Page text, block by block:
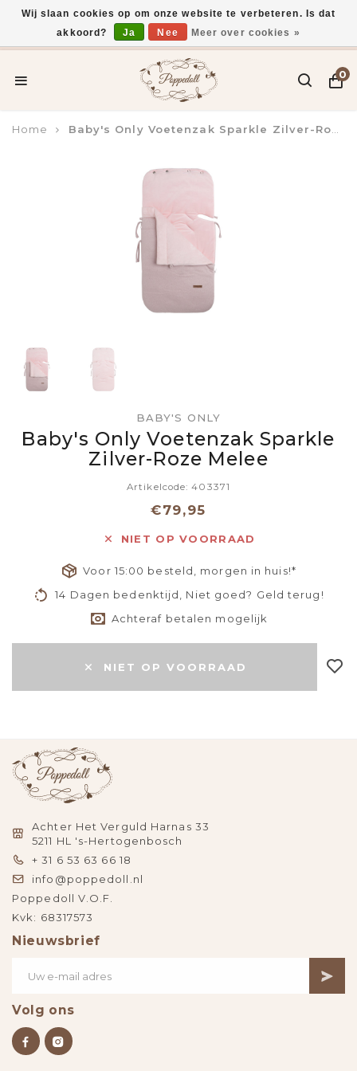
Voor 15:00 uur besteld, vandaag verzonden*
0
Home Baby's Only Voetenzak Sparkle Zilver-Roze Melee
BABY'S ONLY
Baby's Only Voetenzak Sparkle
Zilver-Roze Melee
Artikelcode: 403371
€79,95
NIET OP VOORRAAD
Voor 15:00 besteld, morgen in huis!*
14 Dagen bedenktijd, Niet goed? Geld terug!
Achteraf betalen mogelijk
NIET OP VOORRAAD
Achter Het Verguld Harnas 33
5211 HL 's-Hertogenbosch
+ 31 6 53 63 66 18
info@poppedoll.nl
Poppedoll V.O.F.
Kvk: 68317573
Nieuwsbrief
Volg ons
Wij slaan cookies op om onze website te verbeteren. Is dat
akkoord?
Ja Nee Meer over cookies »